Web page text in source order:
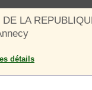
DE LA
détails